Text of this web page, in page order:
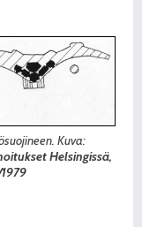
Kuva:
Helsingissä,